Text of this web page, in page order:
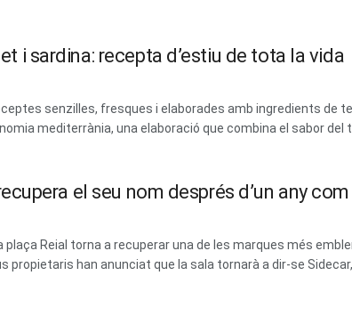
i sardina: recepta d’estiu de tota la vida
senzilles, fresques i elaborades amb ingredients
mediterrània, una elaboració que combina el sabor
el seu nom després d’un any
plaça Reial torna a recuperar una de les marques més
propietaris han anunciat que la sala tornarà a dir-se